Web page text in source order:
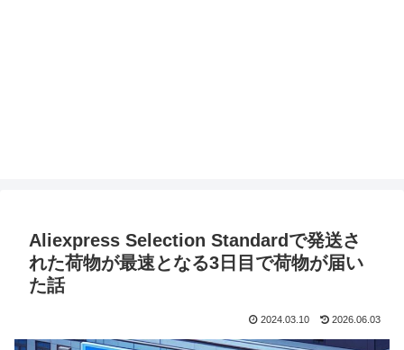
Aliexpress Selection Standardで発送さ
れた荷物が最速となる3日目で荷物が届い
た話
2024.03.10 2026.06.03